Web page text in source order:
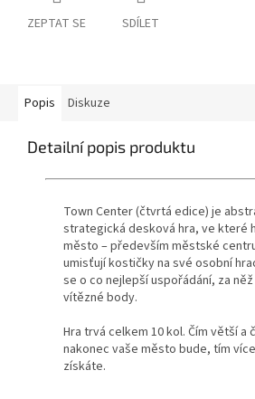
ZEPTAT SE SDÍLET
Popis Diskuze
Detailní popis produktu
Town Center (čtvrtá edice) je
strategická desková hra, ve které
město – především městské
umisťují kostičky na své osobní
se o co nejlepší uspořádání, za
vítězné body.
Hra trvá celkem 10 kol. Čím větší a
nakonec vaše město bude, tím
získáte.